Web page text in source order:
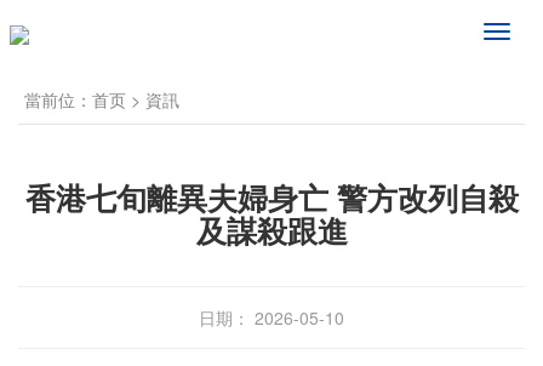
频
當前位： 首页 > 資訊
香港七旬離異夫婦身亡 警方改列自殺
及謀殺跟進
日期： 2026-05-10